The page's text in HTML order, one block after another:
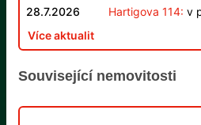
28.7.2026
Hartigova 114: v
Více aktualit
Související nemovitosti